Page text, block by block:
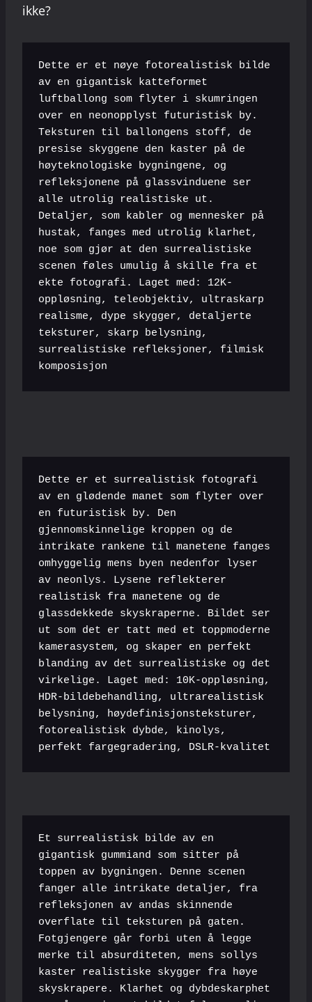
ikke?
Dette er et nøye fotorealistisk bilde
av en gigantisk katteformet
luftballong som flyter i skumringen
over en neonopplyst futuristisk by.
Teksturen til ballongens stoff, de
presise skyggene den kaster på de
høyteknologiske bygningene, og
refleksjonene på glassvinduene ser
alle utrolig realistiske ut.
Detaljer, som kabler og mennesker på
hustak, fanges med utrolig klarhet,
noe som gjør at den surrealistiske
scenen føles umulig å skille fra et
ekte fotografi. Laget med: 12K-
oppløsning, teleobjektiv, ultraskarp
realisme, dype skygger, detaljerte
teksturer, skarp belysning,
surrealistiske refleksjoner, filmisk
komposisjon
Dette er et surrealistisk fotografi
av en glødende manet som flyter over
en futuristisk by. Den
gjennomskinnelige kroppen og de
intrikate rankene til manetene fanges
omhyggelig mens byen nedenfor lyser
av neonlys. Lysene reflekterer
realistisk fra manetene og de
glassdekkede skyskraperne. Bildet ser
ut som det er tatt med et toppmoderne
kamerasystem, og skaper en perfekt
blanding av det surrealistiske og det
virkelige. Laget med: 10K-oppløsning,
HDR-bildebehandling, ultrarealistisk
belysning, høydefinisjonsteksturer,
fotorealistisk dybde, kinolys,
perfekt fargegradering, DSLR-kvalitet
Et surrealistisk bilde av en
gigantisk gummiand som sitter på
toppen av bygningen. Denne scenen
fanger alle intrikate detaljer, fra
refleksjonen av andas skinnende
overflate til teksturen på gaten.
Fotgjengere går forbi uten å legge
merke til absurditeten, mens sollys
kaster realistiske skygger fra høye
skyskrapere. Klarhet og dybdeskarphet